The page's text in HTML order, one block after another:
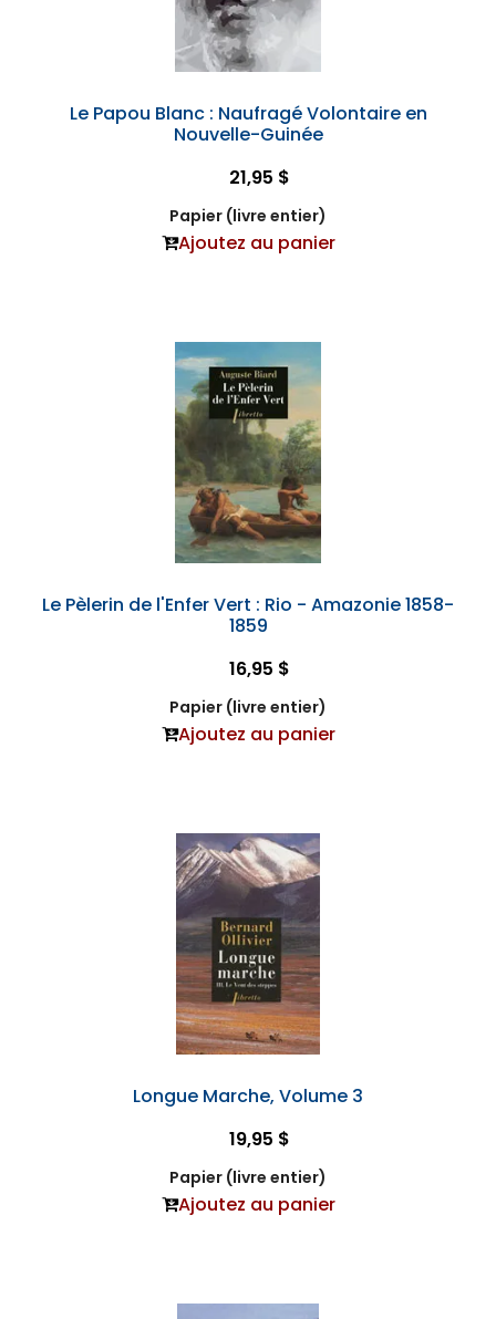
Le Papou Blanc : Naufragé Volontaire en
Nouvelle-Guinée
21,95 $
Papier (livre entier)
Ajoutez au panier
Le Pèlerin de l'Enfer Vert : Rio - Amazonie 1858-
1859
16,95 $
Papier (livre entier)
Ajoutez au panier
Longue Marche, Volume 3
19,95 $
Papier (livre entier)
Ajoutez au panier